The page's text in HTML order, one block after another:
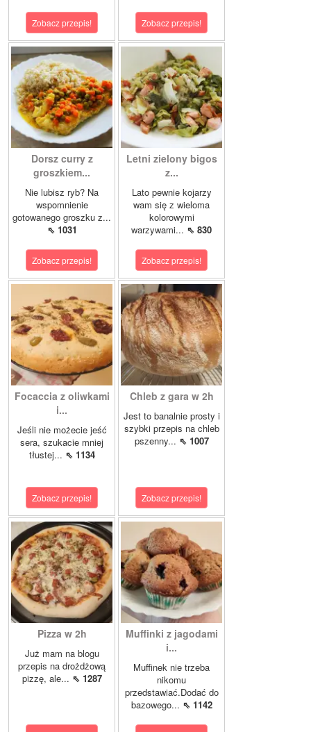
Zobacz przepis! Zobacz przepis!
Dorsz curry z
groszkiem...
Nie lubisz ryb? Na
wspomnienie
gotowanego groszku z...
⇖ 1031
Zobacz przepis!
Letni zielony bigos
z...
Lato pewnie kojarzy
wam się z wieloma
kolorowymi
warzywami... ⇖ 830
Zobacz przepis!
Focaccia z oliwkami
i...
Jeśli nie możecie jeść
sera, szukacie mniej
tłustej... ⇖ 1134
Zobacz przepis!
Chleb z gara w 2h
Jest to banalnie prosty i
szybki przepis na chleb
pszenny... ⇖ 1007
Zobacz przepis!
Pizza w 2h
Już mam na blogu
przepis na drożdżową
pizzę, ale... ⇖ 1287
Muffinki z jagodami
i...
Muffinek nie trzeba
nikomu
przedstawiać.Dodać do
bazowego... ⇖ 1142